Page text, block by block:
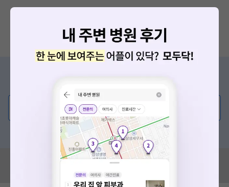
💬 무엇이든 물어보세요
혹은, 의료상담 서비스에 다양한 게시글 보러가기
혹시 잘못된 병원정보가 있나요?
모두닥 팀에 알려주세요!